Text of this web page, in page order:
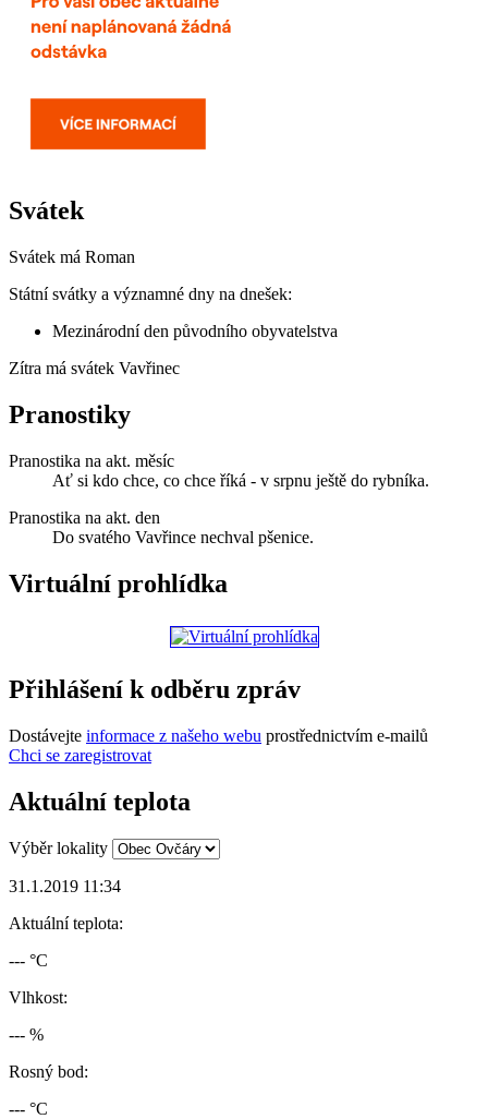
Svátek
Svátek má Roman
Státní svátky a významné dny na dnešek:
Mezinárodní den původního obyvatelstva
Zítra má svátek Vavřinec
Pranostiky
Pranostika na akt. měsíc
Ať si kdo chce, co chce říká - v srpnu ještě do rybníka.
Pranostika na akt. den
Do svatého Vavřince nechval pšenice.
Virtuální prohlídka
Přihlášení k odběru zpráv
Dostávejte informace z našeho webu prostřednictvím e-mailů
Chci se zaregistrovat
Aktuální teplota
Výběr lokality
31.1.2019 11:34
Aktuální teplota:
--- °C
Vlhkost:
--- %
Rosný bod:
--- °C